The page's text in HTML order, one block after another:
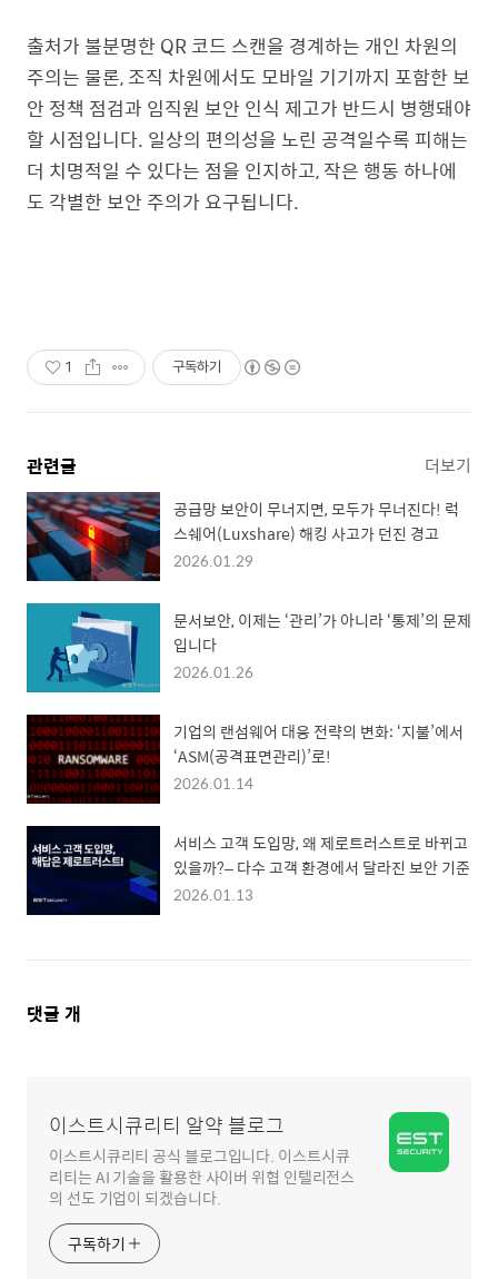
출처가 불분명한 QR 코드 스캔을 경계하는 개인 차원의
주의는 물론, 조직 차원에서도 모바일 기기까지 포함한 보
안 정책 점검과 임직원 보안 인식 제고가 반드시 병행돼야
할 시점입니다. 일상의 편의성을 노린 공격일수록 피해는
더 치명적일 수 있다는 점을 인지하고, 작은 행동 하나에
도 각별한 보안 주의가 요구됩니다.
1 구독하기
관련글 더보기
공급망 보안이 무너지면, 모두가 무너진다! 럭
스쉐어(Luxshare) 해킹 사고가 던진 경고
2026.01.29
문서보안, 이제는 ‘관리’가 아니라 ‘통제’의 문제
입니다
2026.01.26
기업의 랜섬웨어 대응 전략의 변화: ‘지불’에서
‘ASM(공격표면관리)’로!
2026.01.14
서비스 고객 도입망, 왜 제로트러스트로 바뀌고
있을까?– 다수 고객 환경에서 달라진 보안 기준
2026.01.13
댓
댓글 개
이스트시큐리티 알약 블로그
이스트시큐리티 공식 블로그입니다. 이스트시큐
리티는 AI 기술을 활용한 사이버 위협 인텔리전스
의 선도 기업이 되겠습니다.
구독하기